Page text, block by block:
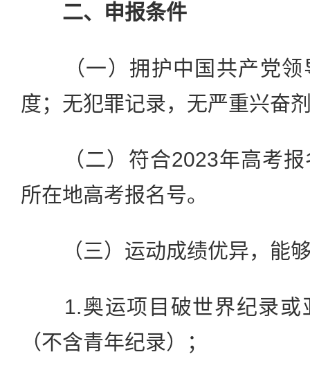
二、申报条件
（一）拥护中国共产党领
度；无犯罪记录，无严重兴奋
（二）符合2023年高考报
所在地高考报名号。
（三）运动成绩优异，能够
1.奥运项目破世界纪录或
（不含青年纪录）；